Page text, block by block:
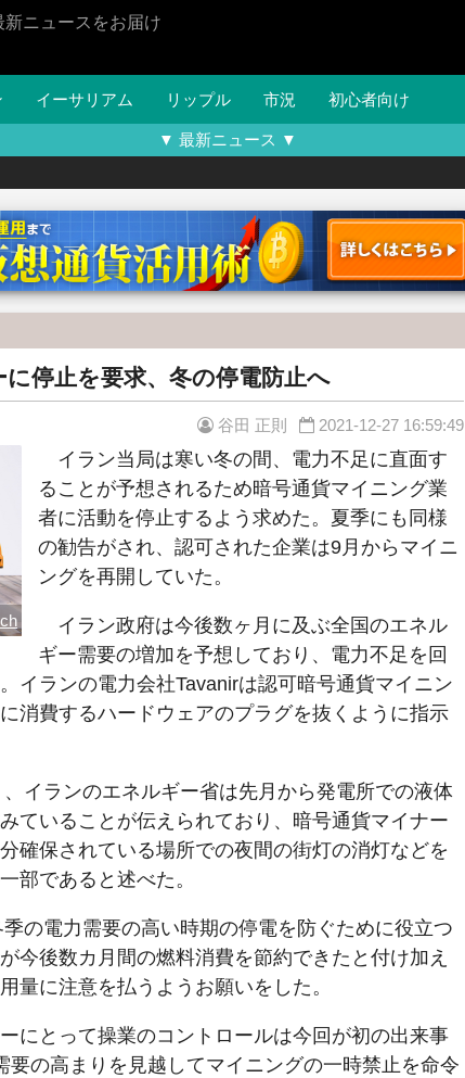
ニュースをお届け
イーサリアム リップル 市況 初心者向け
▼ 最新ニュース ▼
停止を要求、冬の停電防止へ
谷田 正則 2021-12-27 16:59:49
イラン当局は寒い冬の間、電力不足に直面す
ることが予想されるため暗号通貨マイニング業
者に活動を停止するよう求めた。夏季にも同様
の勧告がされ、認可された企業は9月からマイニ
ングを再開していた。
イラン政府は今後数ヶ月に及ぶ全国のエネル
ギー需要の増加を予想しており、電力不足を回
イランの電力会社Tavanirは認可暗号通貨マイニン
消費するハードウェアのプラグを抜くように指示
イランのエネルギー省は先月から発電所での液体
ていることが伝えられており、暗号通貨マイナー
確保されている場所での夜間の街灯の消灯などを
部であると述べた。
の電力需要の高い時期の停電を防ぐために役立つ
今後数カ月間の燃料消費を節約できたと付け加え
量に注意を払うようお願いをした。
にとって操業のコントロールは今回が初の出来事
要の高まりを見越してマイニングの一時禁止を命令